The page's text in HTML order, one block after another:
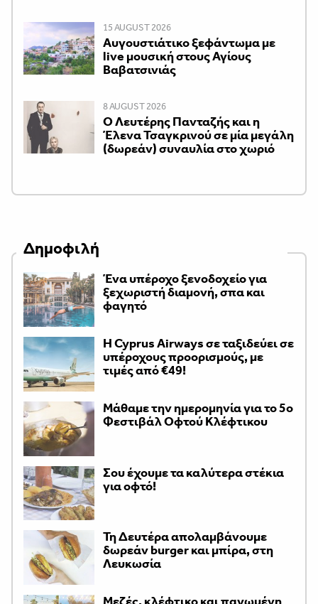
15 AUGUST 2026
Αυγουστιάτικο ξεφάντωμα με
live μουσική στους Αγίους
Βαβατσινιάς
8 AUGUST 2026
Ο Λευτέρης Πανταζής και η
Έλενα Τσαγκρινού σε μία μεγάλη
(δωρεάν) συναυλία στο χωριό
Δημοφιλή
Ένα υπέροχο ξενοδοχείο για
ξεχωριστή διαμονή, σπα και
φαγητό
H Cyprus Airways σε ταξιδεύει σε
υπέροχους προορισμούς, με
τιμές από €49!
Μάθαμε την ημερομηνία για το 5ο
Φεστιβάλ Οφτού Κλέφτικου
Σου έχουμε τα καλύτερα στέκια
για οφτό!
Τη Δευτέρα απολαμβάνουμε
δωρεάν burger και μπίρα, στη
Λευκωσία